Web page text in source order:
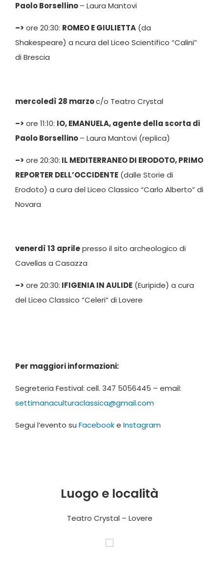
Paolo Borsellino– Laura Mantovi
–> ore 20:30: ROMEO E GIULIETTA (da
Shakespeare) a ncura del Liceo Scientifico “Calini”
di Brescia
mercoledì 28 marzoc/o Teatro Crystal
–> ore 11:10: IO, EMANUELA, agente della scorta di
Paolo Borsellino– Laura Mantovi (replica)
–> ore 20:30: IL MEDITERRANEO DI ERODOTO, PRIMO
REPORTER DELL’OCCIDENTE (dalle Storie di
Erodoto) a cura del Liceo Classico “Carlo Alberto” di
Novara
venerdì 13 aprilepresso il sito archeologico di
Cavellas a Casazza
–> ore 20:30: IFIGENIA IN AULIDE (Euripide) a cura
del Liceo Classico “Celeri” di Lovere
Per maggiori informazioni:
Segreteria Festival: cell. 347 5056445 – email:
settimanaculturaclassica@gmail.com
Segui l’evento suFacebookeInstagram
Luogo e località
Teatro Crystal – Lovere